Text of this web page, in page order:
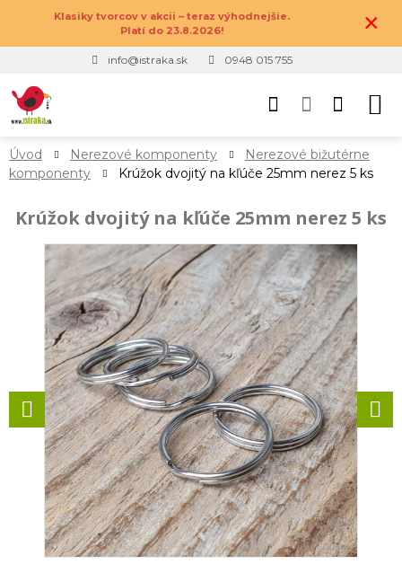
Klasiky tvorcov v akcii – teraz výhodnejšie.
Platí do 23.8.2026!
×
info@istraka.sk 0948 015 755
Úvod Nerezové komponenty
Nerezové bižutérne
komponenty
Krúžok dvojitý na kľúče 25mm nerez 5 ks
Krúžok dvojitý na kľúče 25mm nerez 5 ks